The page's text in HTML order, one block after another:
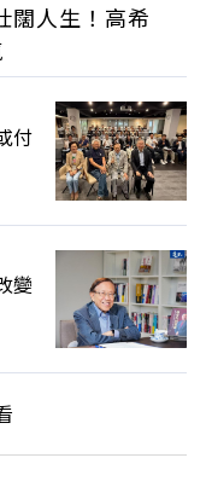
闊人生！高希
付
變